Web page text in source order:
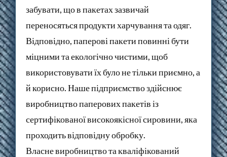
забувати, що в пакетах зазвичай
переносяться продукти харчування та одяг.
Відповідно, паперові пакети повинні бути
міцними та екологічно чистими, щоб
використовувати їх було не тільки приємно, а
й корисно. Наше підприємство здійснює
виробництво паперових пакетів із
сертифікованої високоякісної сировини, яка
проходить відповідну обробку.
Власне виробництво та кваліфікований